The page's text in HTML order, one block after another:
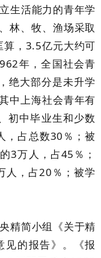
生活能力的青年学
林、牧、渔场采取
，3.5亿元大约可
年，全国社会青
绝大部分是未升学
中上海社会青年有
初中毕业生和少数
，占总数30％；被
3万人，占45％；
人，占20％；被学
精简小组《关于精
见的报告》。《报